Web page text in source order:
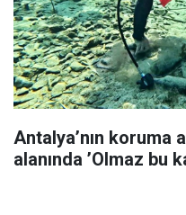
Antalya’nın koruma
alanında ’Olmaz bu